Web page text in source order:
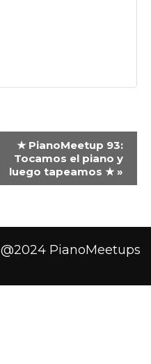
★ PianoMeetup 93:
Tocamos el piano y
luego tapeamos ★»
@2024 PianoMeetups